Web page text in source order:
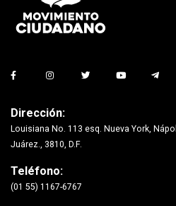
Dirección:
Louisiana No. 113 esq. Nueva York,
Juárez., 3810, D.F.
Teléfono:
(01 55) 1167-6767